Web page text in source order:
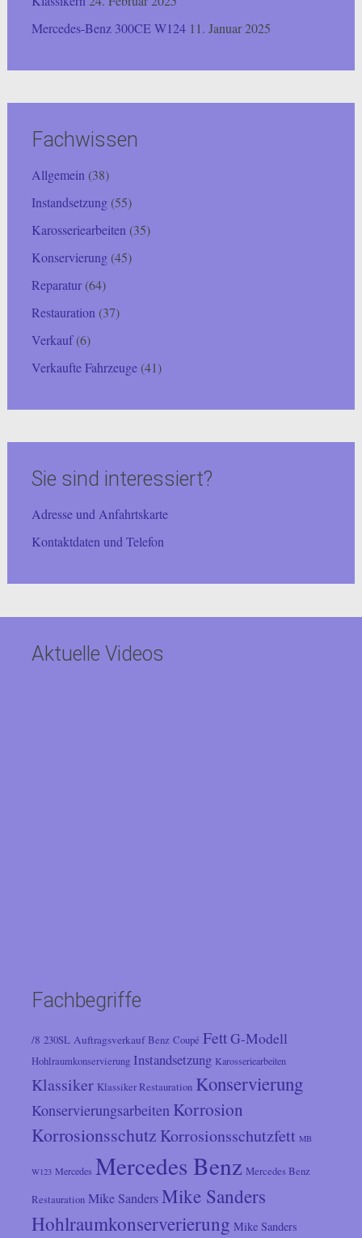
Mercedes-Benz 300CE W124 11. Januar 2025
Fachwissen
Allgemein (38)
Instandsetzung(55)
Karosseriearbeiten (35)
Konservierung(45)
Reparatur(64)
Restauration (37)
Verkauf(6)
Verkaufte Fahrzeuge(41)
Sie sind interessiert?
Adresse und Anfahrtskarte
Kontaktdaten und Telefon
Aktuelle Videos
Fachbegriffe
/8 230SL Auftragsverkauf Benz Coupé FettG-Modell
Hohlraumkonservierung Instandsetzung Karosseriearbeiten
Klassiker Klassiker Restauration Konservierung
Konservierungsarbeiten Korrosion
Korrosionsschutz Korrosionsschutzfett MB
W123 Mercedes Mercedes Benz Mercedes Benz
Restauration Mike SandersMike Sanders
Hohlraumkonserverierung Mike Sanders